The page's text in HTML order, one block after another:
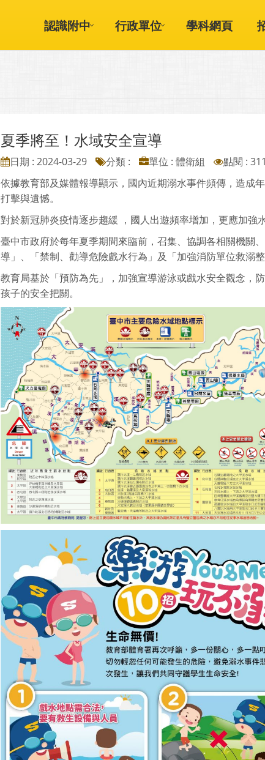
認識附中 行政單位 學科網頁
夏季將至！水域安全宣導
日期 : 2024-03-29 分類 : 單位 : 體衛組
點閱 :
依據教育部及媒體報導顯示，國內近期溺水事件頻傳，造成
打擊與遺憾。
對於新冠肺炎疫情逐步趨緩 ，國人出遊頻率增加，更應加強
臺中市政府於每年夏季期間來臨前，召集、協調各相關機關
導」、「禁制、勸導危險戲水行為」及「加強消防單位救溺
教育局基於「預防為先」，加強宣導游泳或戲水安全觀念，
孩子的安全把關。